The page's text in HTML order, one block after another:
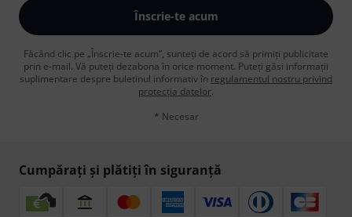
Înscrie-te acum
Făcând clic pe „Înscrie-te acum”, sunteți de acord să primiți publicitate
prin e-mail. Vă puteți dezabona în orice moment. Puteți găsi informații
suplimentare despre buletinul informativ în regulamentul nostru privind
protecția datelor.
* Necesar
Cumpărați și plătiți în siguranță